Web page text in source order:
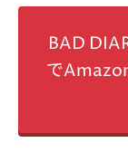
BAD
で